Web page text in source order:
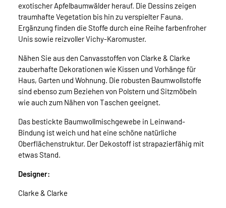
exotischer Apfelbaumwälder herauf. Die Dessins zeigen
traumhafte Vegetation bis hin zu verspielter Fauna.
Ergänzung finden die Stoffe durch eine Reihe farbenfroher
Unis sowie reizvoller Vichy-Karomuster.
Nähen Sie aus den Canvasstoffen von Clarke & Clarke
zauberhafte Dekorationen wie Kissen und Vorhänge für
Haus, Garten und Wohnung. Die robusten Baumwollstoffe
sind ebenso zum Beziehen von Polstern und Sitzmöbeln
wie auch zum Nähen von Taschen geeignet.
Das bestickte Baumwollmischgewebe in Leinwand-
Bindung ist weich und hat eine schöne natürliche
Oberflächenstruktur. Der Dekostoff ist strapazierfähig mit
etwas Stand.
Designer:
Clarke & Clarke